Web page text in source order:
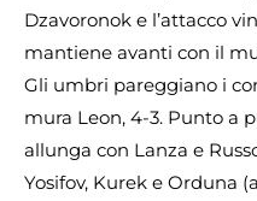
Dzavoronok e l’attacco
mantiene avanti con il
Gli umbri pareggiano i
mura Leon, 4-3. Punto a
allunga con Lanza e
Yosifov, Kurek e Orduna